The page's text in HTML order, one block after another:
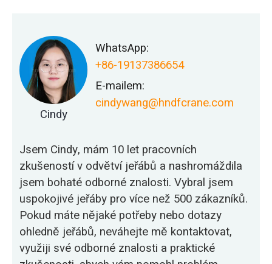
Cindy
WhatsApp:
+86-19137386654
E-mailem:
cindywang@hndfcrane.com
Jsem Cindy, mám 10 let pracovních
zkušeností v odvětví jeřábů a nashromáždila
jsem bohaté odborné znalosti. Vybral jsem
uspokojivé jeřáby pro více než 500 zákazníků.
Pokud máte nějaké potřeby nebo dotazy
ohledně jeřábů, neváhejte mě kontaktovat,
využiji své odborné znalosti a praktické